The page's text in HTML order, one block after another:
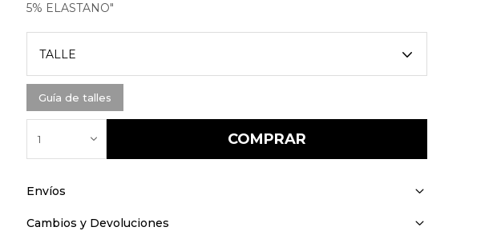
5% ELASTANO"
TALLE
Guía de talles
1 COMPRAR
Envíos
Cambios y Devoluciones